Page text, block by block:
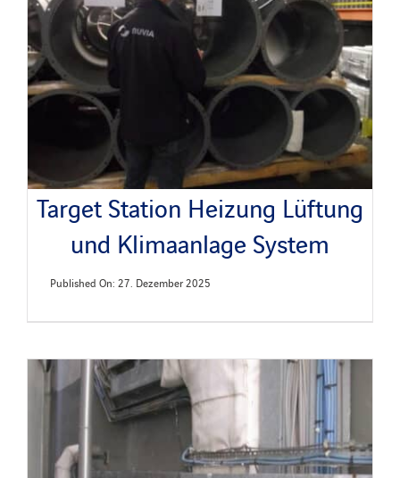
Nachrichten
Veröffentlichungen
Search
for:
Target Station Heizung Lüftung
und Klimaanlage System
Published On: 27. Dezember 2025